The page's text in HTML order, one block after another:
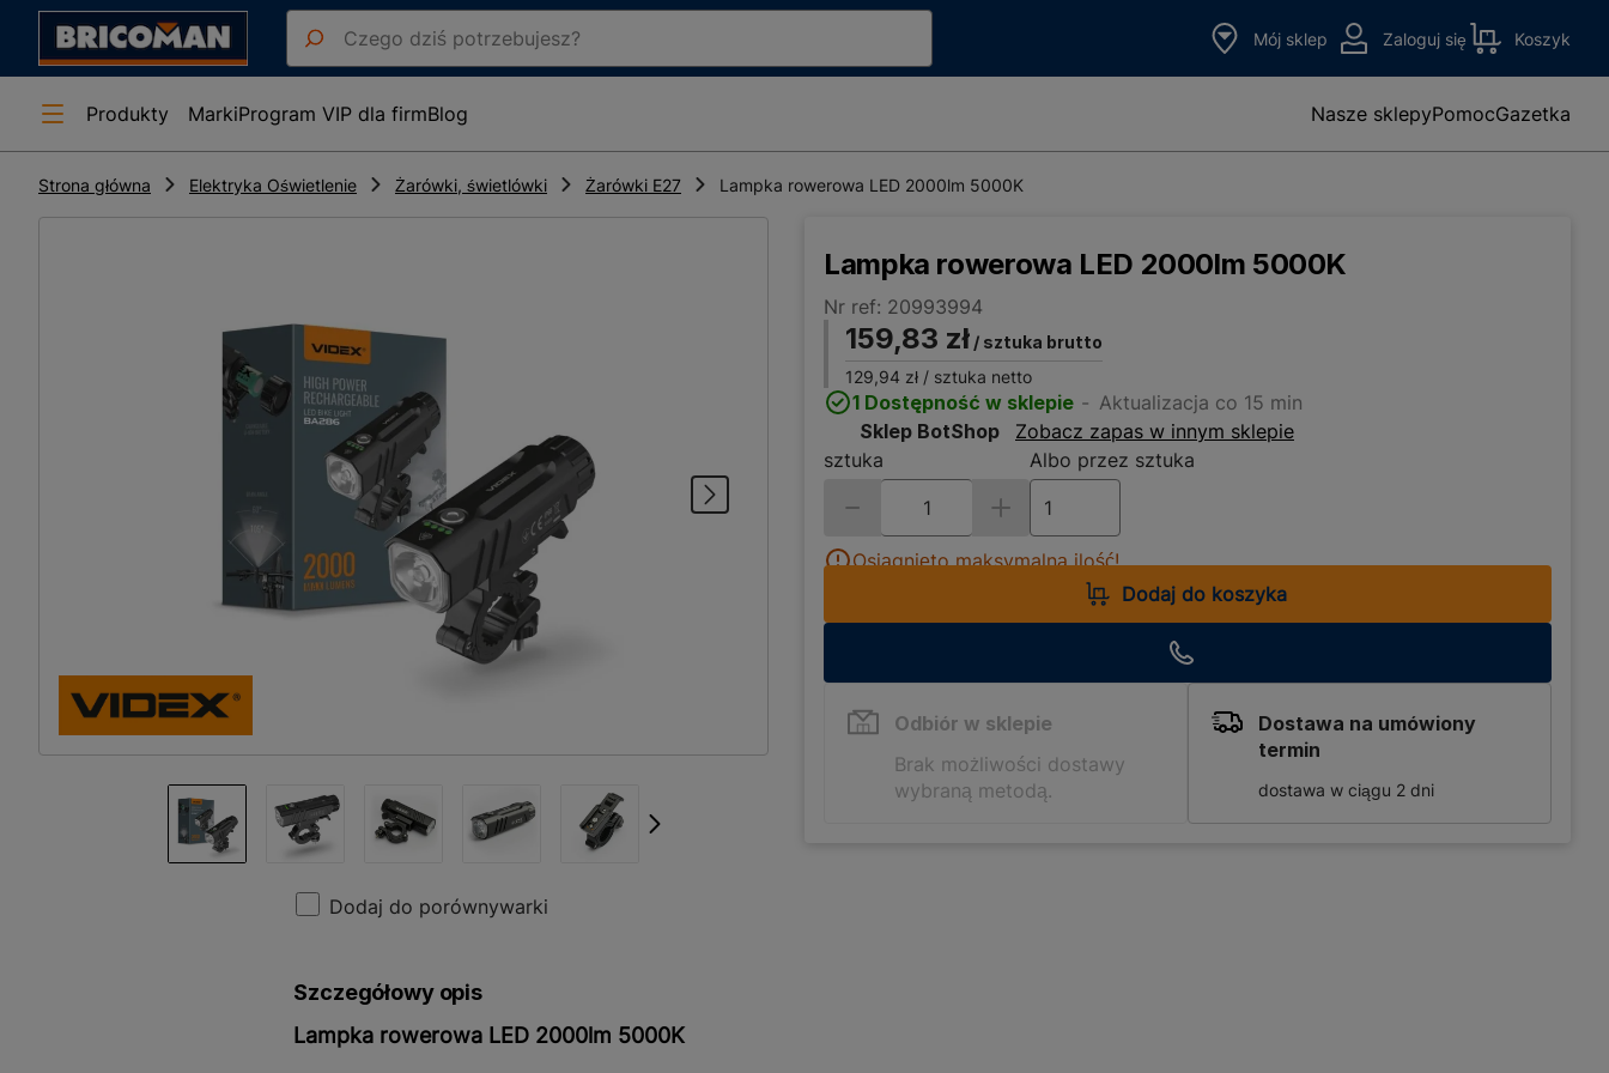
Mój sklep Zaloguj się Koszyk
Produkty MarkiProgram VIP dla firmBlog Nasze sklepyPomocGazetka
Strona główna Elektryka Oświetlenie Żarówki, świetlówki Żarówki E27 Lampka rowerowa LED 2000lm 5000K
Dodaj do porównywarki
Lampka rowerowa LED 2000lm 5000K
Nr ref: 20993994
159,83 zł / sztuka brutto
129,94 zł / sztuka netto
1 Dostępność w sklepie
Aktualizacja co 15 min
Sklep BotShop
Zobacz zapas w innym sklepie
sztuka
Albo przez sztuka
Osiągnięto maksymalną ilość!
Dodaj do koszyka
Odbiór w sklepie
Brak możliwości dostawy
wybraną metodą.
Dostawa na umówiony
termin
dostawa w ciągu 2 dni
Szczegółowy opis
Lampka rowerowa LED 2000lm 5000K